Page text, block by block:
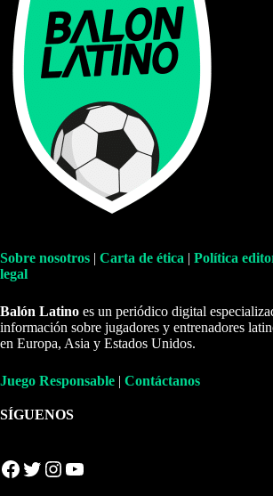
Sobre nosotros | Carta de ética | Política
legal
Balón Latino es un periódico digital
información sobre jugadores y entrenadores
en Europa, Asia y Estados Unidos.
Juego Responsable | Contáctanos
SÍGUENOS
Facebook Twitter Instagram YouTube